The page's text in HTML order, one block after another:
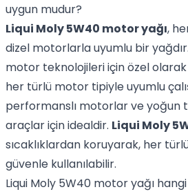
uygun mudur?
Liqui Moly 5W40 motor yağı,
dizel motorlarla uyumlu bir
motor teknolojileri için özel
her türlü motor tipiyle uyumlu
performanslı motorlar ve yoğun
araçlar için idealdir. Liqui Moly
sıcaklıklardan koruyarak, her
güvenle kullanılabilir.
Liqui Moly 5W40 motor yağı